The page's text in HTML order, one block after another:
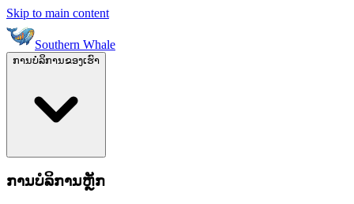
Skip to main content
Southern Whale
ການບໍລິການຂອງເຮົາ
ການບໍລິການຫຼັກ